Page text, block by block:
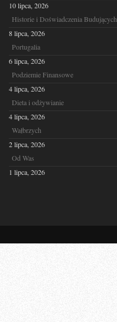
10 lipca, 2026
Historie i Doświadczenia Budujących
8 lipca, 2026
Portugalia
6 lipca, 2026
Podziemie Finansowe
4 lipca, 2026
Dieta i odżywianie
4 lipca, 2026
Wałbrzych
2 lipca, 2026
Od Was
1 lipca, 2026